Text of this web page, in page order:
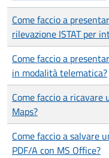
Come faccio a
rilevazione ISTAT per
Come faccio a
in modalità telematica?
Come faccio a ricavare
Maps?
Come faccio a salvare
PDF/A con MS Office?